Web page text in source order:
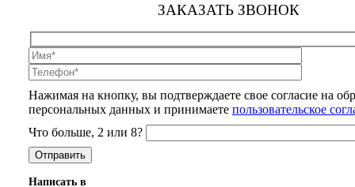
ЗАКАЗАТЬ ЗВОНОК
Нажимая на кнопку, вы подтверждаете свое согласие на
персональных данных и принимаете пользовательское
Что больше, 2 или 8?
Написать в